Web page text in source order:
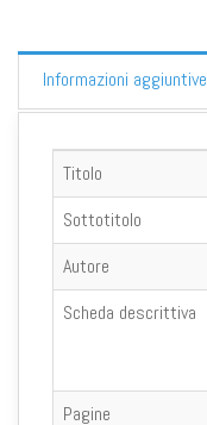
Informazioni aggiuntive
Titolo
Sottotitolo
Autore
Scheda descrittiva
Pagine